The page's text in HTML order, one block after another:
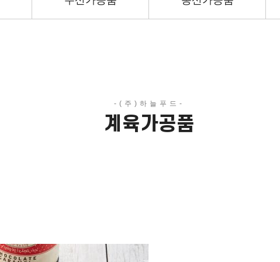
계육가공품